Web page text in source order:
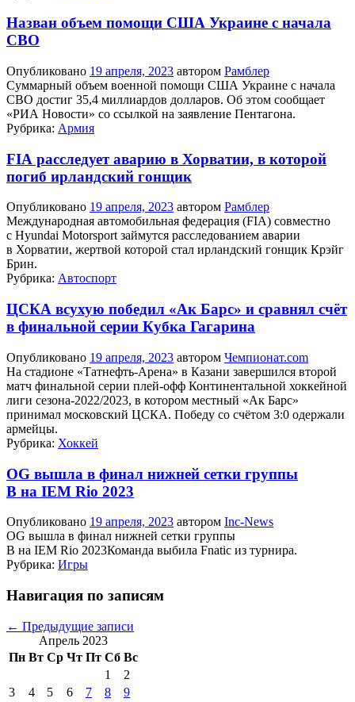
Назван объем помощи США Украине с начала
СВО
Опубликовано 19 апреля, 2023 автором Рамблер
Суммарный объем военной помощи США Украине с начала
СВО достиг 35,4 миллиардов долларов. Об этом сообщает
«РИА Новости» со ссылкой на заявление Пентагона.
Рубрика: Армия
FIA расследует аварию в Хорватии, в которой
погиб ирландский гонщик
Опубликовано 19 апреля, 2023 автором Рамблер
Международная автомобильная федерация (FIA) совместно
с Hyundai Motorsport займутся расследованием аварии
в Хорватии, жертвой которой стал ирландский гонщик Крэйг
Брин.
Рубрика: Автоспорт
ЦСКА всухую победил «Ак Барс» и сравнял счёт
в финальной серии Кубка Гагарина
Опубликовано 19 апреля, 2023 автором Чемпионат.com
На стадионе «Татнефть-Арена» в Казани завершился второй
матч финальной серии плей-офф Континентальной хоккейной
лиги сезона-2022/2023, в котором местный «Ак Барс»
принимал московский ЦСКА. Победу со счётом 3:0 одержали
армейцы.
Рубрика: Хоккей
OG вышла в финал нижней сетки группы
B на IEM Rio 2023
Опубликовано 19 апреля, 2023 автором Inc-News
OG вышла в финал нижней сетки группы
B на IEM Rio 2023Команда выбила Fnatic из турнира.
Рубрика: Игры
Навигация по записям
← Предыдущие записи
Апрель 2023
Пн Вт Ср Чт Пт Сб Вс
1
2
3
4 5 6 7 8 9